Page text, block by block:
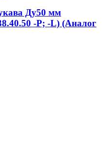
Ду50 мм
-P; -L) (Аналог